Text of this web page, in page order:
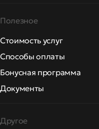
Полезное
Стоимость услуг
Способы оплаты
Бонусная программа
Документы
Другое